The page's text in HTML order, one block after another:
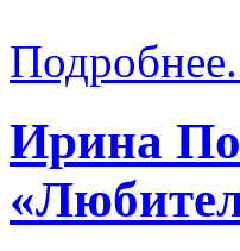
Ирина